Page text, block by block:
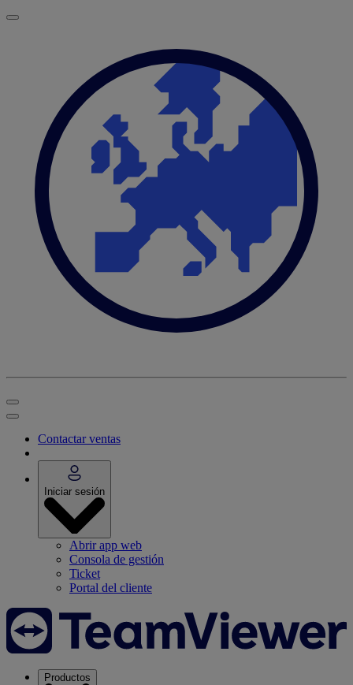
Contactar ventas
Iniciar sesión
Abrir app web
Consola de gestión
Ticket
Portal del cliente
Productos